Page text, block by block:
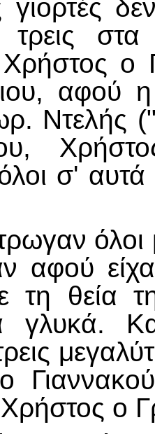
γιορτές
ο
αφού η
Ντελής
σ'
όλοι
αφού
τη θεία
γλυκά.
ο
ο